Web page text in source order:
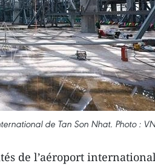
de Tan Son Nhat. Photo :
de l’aéroport